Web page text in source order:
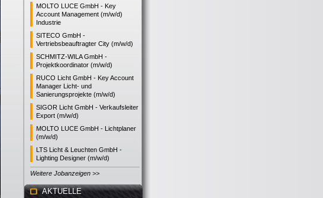
MOLTO LUCE GmbH - Key
Account Management (m/w/d)
Industrie
SITECO GmbH -
Vertriebsbeauftragter City (m/w/d)
SCHMITZ-WILA GmbH -
Projektkoordinator (m/w/d)
RUCO Licht GmbH - Key Account
Manager Licht- und
Sanierungsprojekte (m/w/d)
SIGOR Licht GmbH - Verkaufsleiter
Export (m/w/d)
MOLTO LUCE GmbH - Lichtplaner
(m/w/d)
LTS Licht & Leuchten GmbH -
Lighting Designer (m/w/d)
Weitere Jobanzeigen >>
AKTUELLE